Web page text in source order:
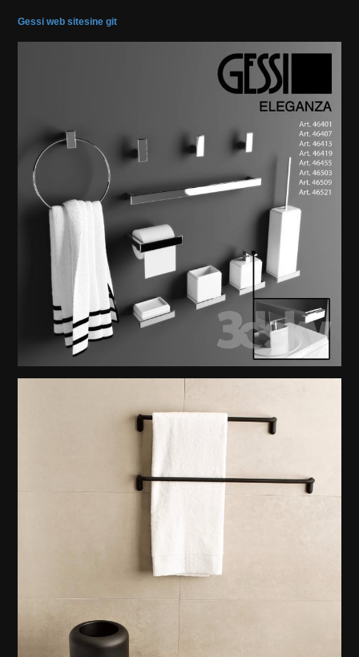
Gessi web sitesine git
Gessi Eleganza Serisi Aksesuar